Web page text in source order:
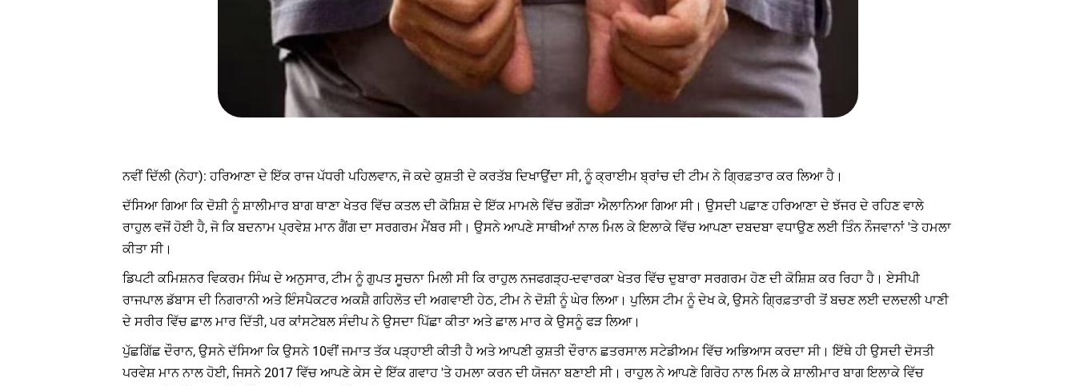
ਨਵੀਂ ਦਿੱਲੀ (ਨੇਹਾ): ਹਰਿਆਣਾ ਦੇ ਇੱਕ ਰਾਜ ਪੱਧਰੀ ਪਹਿਲਵਾਨ, ਜੋ ਕਦੇ ਕੁਸ਼ਤੀ ਦੇ ਕਰਤੱਬ ਦਿਖਾਉਂਦਾ ਸੀ, ਨੂੰ ਕ੍ਰਾਈਮ ਬ੍ਰਾਂਚ ਦੀ ਟੀਮ ਨੇ ਗ੍ਰਿਫ਼ਤਾਰ ਕਰ ਲਿਆ ਹੈ।
ਦੱਸਿਆ ਗਿਆ ਕਿ ਦੋਸ਼ੀ ਨੂੰ ਸ਼ਾਲੀਮਾਰ ਬਾਗ ਥਾਣਾ ਖੇਤਰ ਵਿੱਚ ਕਤਲ ਦੀ ਕੋਸ਼ਿਸ਼ ਦੇ ਇੱਕ ਮਾਮਲੇ ਵਿੱਚ ਭਗੌੜਾ ਐਲਾਨਿਆ ਗਿਆ ਸੀ। ਉਸਦੀ ਪਛਾਣ ਹਰਿਆਣਾ ਦੇ ਝੱਜਰ ਦੇ ਰਹਿਣ ਵਾਲੇ
ਰਾਹੁਲ ਵਜੋਂ ਹੋਈ ਹੈ, ਜੋ ਕਿ ਬਦਨਾਮ ਪ੍ਰਵੇਸ਼ ਮਾਨ ਗੈਂਗ ਦਾ ਸਰਗਰਮ ਮੈਂਬਰ ਸੀ। ਉਸਨੇ ਆਪਣੇ ਸਾਥੀਆਂ ਨਾਲ ਮਿਲ ਕੇ ਇਲਾਕੇ ਵਿੱਚ ਆਪਣਾ ਦਬਦਬਾ ਵਧਾਉਣ ਲਈ ਤਿੰਨ ਨੌਜਵਾਨਾਂ 'ਤੇ ਹਮਲਾ
ਕੀਤਾ ਸੀ।
ਡਿਪਟੀ ਕਮਿਸ਼ਨਰ ਵਿਕਰਮ ਸਿੰਘ ਦੇ ਅਨੁਸਾਰ, ਟੀਮ ਨੂੰ ਗੁਪਤ ਸੂਚਨਾ ਮਿਲੀ ਸੀ ਕਿ ਰਾਹੁਲ ਨਜਫਗੜ੍ਹ-ਦਵਾਰਕਾ ਖੇਤਰ ਵਿੱਚ ਦੁਬਾਰਾ ਸਰਗਰਮ ਹੋਣ ਦੀ ਕੋਸ਼ਿਸ਼ ਕਰ ਰਿਹਾ ਹੈ। ਏਸੀਪੀ
ਰਾਜਪਾਲ ਡੱਬਾਸ ਦੀ ਨਿਗਰਾਨੀ ਅਤੇ ਇੰਸਪੈਕਟਰ ਅਕਸ਼ੈ ਗਹਿਲੋਤ ਦੀ ਅਗਵਾਈ ਹੇਠ, ਟੀਮ ਨੇ ਦੋਸ਼ੀ ਨੂੰ ਘੇਰ ਲਿਆ। ਪੁਲਿਸ ਟੀਮ ਨੂੰ ਦੇਖ ਕੇ, ਉਸਨੇ ਗ੍ਰਿਫ਼ਤਾਰੀ ਤੋਂ ਬਚਣ ਲਈ ਦਲਦਲੀ ਪਾਣੀ
ਦੇ ਸਰੀਰ ਵਿੱਚ ਛਾਲ ਮਾਰ ਦਿੱਤੀ, ਪਰ ਕਾਂਸਟੇਬਲ ਸੰਦੀਪ ਨੇ ਉਸਦਾ ਪਿੱਛਾ ਕੀਤਾ ਅਤੇ ਛਾਲ ਮਾਰ ਕੇ ਉਸਨੂੰ ਫੜ ਲਿਆ।
ਪੁੱਛਗਿੱਛ ਦੌਰਾਨ, ਉਸਨੇ ਦੱਸਿਆ ਕਿ ਉਸਨੇ 10ਵੀਂ ਜਮਾਤ ਤੱਕ ਪੜ੍ਹਾਈ ਕੀਤੀ ਹੈ ਅਤੇ ਆਪਣੀ ਕੁਸ਼ਤੀ ਦੌਰਾਨ ਛਤਰਸਾਲ ਸਟੇਡੀਅਮ ਵਿੱਚ ਅਭਿਆਸ ਕਰਦਾ ਸੀ। ਇੱਥੇ ਹੀ ਉਸਦੀ ਦੋਸਤੀ
ਪਰਵੇਸ਼ ਮਾਨ ਨਾਲ ਹੋਈ, ਜਿਸਨੇ 2017 ਵਿੱਚ ਆਪਣੇ ਕੇਸ ਦੇ ਇੱਕ ਗਵਾਹ 'ਤੇ ਹਮਲਾ ਕਰਨ ਦੀ ਯੋਜਨਾ ਬਣਾਈ ਸੀ। ਰਾਹੁਲ ਨੇ ਆਪਣੇ ਗਿਰੋਹ ਨਾਲ ਮਿਲ ਕੇ ਸ਼ਾਲੀਮਾਰ ਬਾਗ ਇਲਾਕੇ ਵਿੱਚ